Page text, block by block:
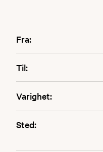
Fra:
Til:
Varighet:
Sted: